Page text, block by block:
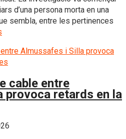
d’una persona morta en una
sembla, entre les pertinences
cable entre
provoca retards en la